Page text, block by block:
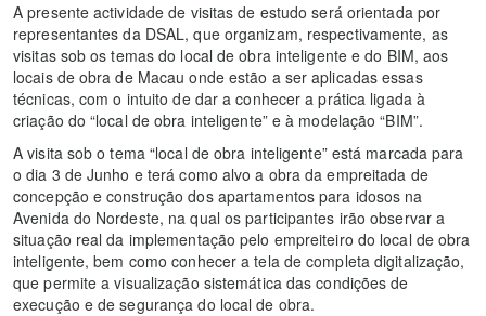
A presente actividade de visitas de estudo será orientada por
representantes da DSAL, que organizam, respectivamente, as
visitas sob os temas do local de obra inteligente e do BIM, aos
locais de obra de Macau onde estão a ser aplicadas essas
técnicas, com o intuito de dar a conhecer a prática ligada à
criação do “local de obra inteligente” e à modelação “BIM”.
A visita sob o tema “local de obra inteligente” está marcada para
o dia 3 de Junho e terá como alvo a obra da empreitada de
concepção e construção dos apartamentos para idosos na
Avenida do Nordeste, na qual os participantes irão observar a
situação real da implementação pelo empreiteiro do local de obra
inteligente, bem como conhecer a tela de completa digitalização,
que permite a visualização sistemática das condições de
execução e de segurança do local de obra.